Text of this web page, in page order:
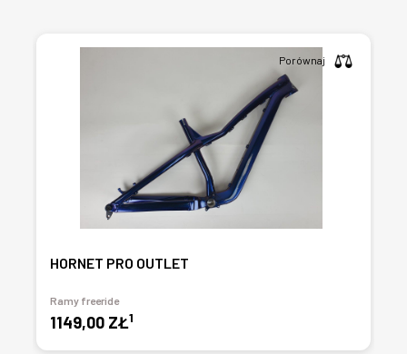
HORNET PRO OUTLET
Ramy freeride
1149,00 ZŁ1
Porównaj